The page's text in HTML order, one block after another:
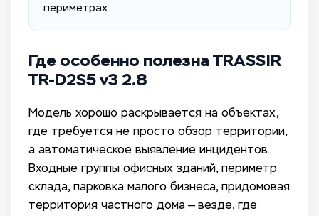
периметрах.
Где особенно полезна TRASSIR
TR-D2S5 v3 2.8
Модель хорошо раскрывается на объектах,
где требуется не просто обзор территории,
а автоматическое выявление инцидентов.
Входные группы офисных зданий, периметр
склада, парковка малого бизнеса, придомовая
территория частного дома — везде, где